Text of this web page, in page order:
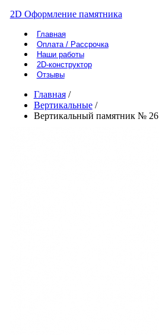
2D Оформление памятника
Главная
Оплата / Рассрочка
Наши работы
2D-конструктор
Отзывы
Главная /
Вертикальные /
Вертикальный памятник № 26